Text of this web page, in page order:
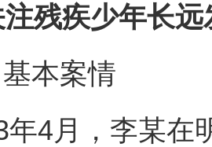
残疾少年长远
本案情
月，李某在